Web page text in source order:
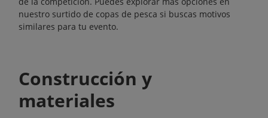
nuestro surtido de copas de pesca si buscas motivos
similares para tu evento.
Construcción y
materiales